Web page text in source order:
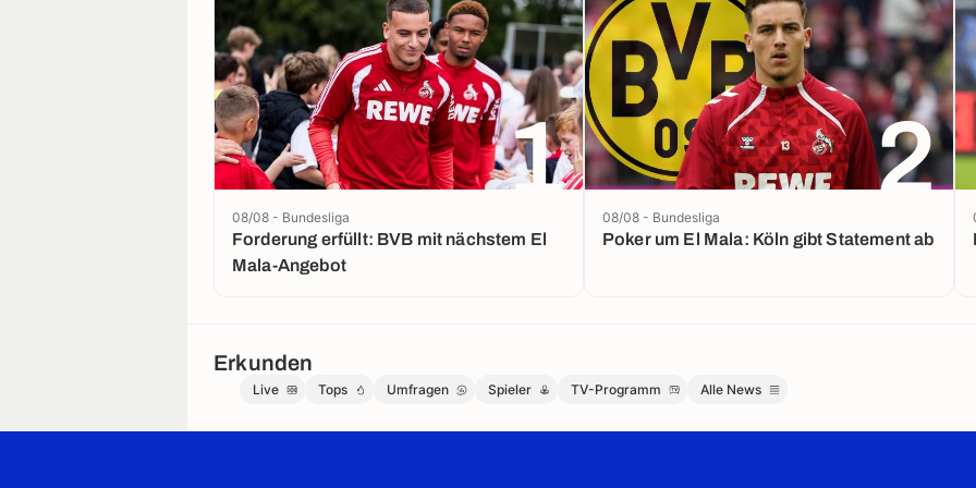
1
Forderung erfüllt: BVB mit nächstem El
Mala-Angebot
08/08 - Bundesliga
2
Poker um El Mala: Köln gibt Statement ab
08/08 - Bundesliga
Erkunden
Live Tops Umfragen Spieler TV-Programm Alle News